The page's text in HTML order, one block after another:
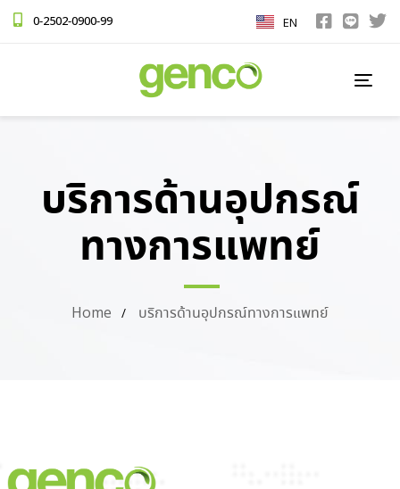
0-2502-0900-99 EN
บริการด้านอุปกรณ์
ทางการแพทย์
Home บริการด้านอุปกรณ์ทางการแพทย์